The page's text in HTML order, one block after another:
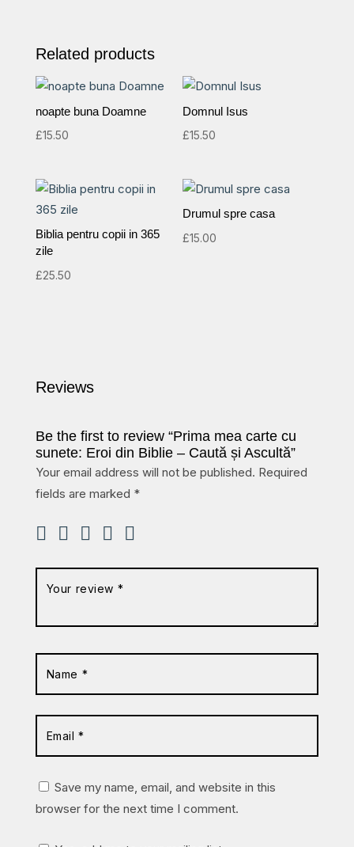
Related products
noapte buna Doamne
£15.50
Domnul Isus
£15.50
Biblia pentru copii in 365
zile
£25.50
Drumul spre casa
£15.00
Reviews
Be the first to review “Prima mea carte cu
sunete: Eroi din Biblie – Caută și Ascultă”
Your email address will not be published. Required
fields are marked *
Save my name, email, and website in this
browser for the next time I comment.